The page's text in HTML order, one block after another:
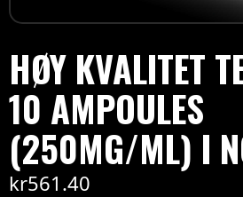
HØY KVALITET
10 AMPOULES
(250MG/ML) I
kr561.40